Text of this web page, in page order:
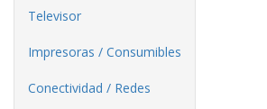
Televisor
Impresoras / Consumibles
Conectividad / Redes